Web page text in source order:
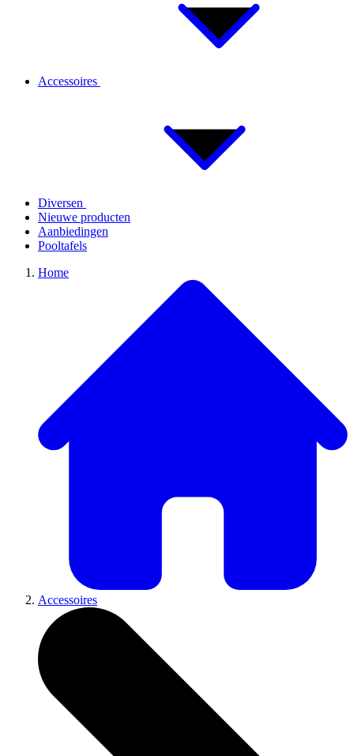
Accessoires
Diversen
Nieuwe producten
Aanbiedingen
Pooltafels
Home
Accessoires